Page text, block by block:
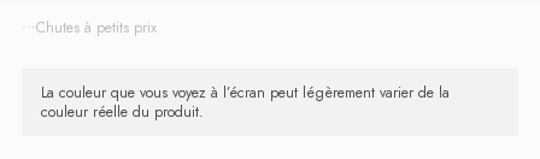
...Chutes à petits prix
La couleur que vous voyez à l’écran peut légèrement varier de la
couleur réelle du produit.